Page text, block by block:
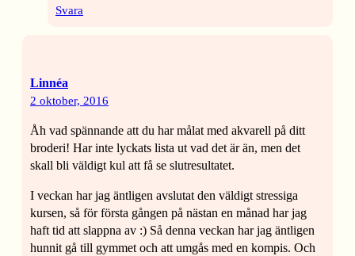
Svara
Linnéa
2 oktober, 2016
Åh vad spännande att du har målat med akvarell på ditt
broderi! Har inte lyckats lista ut vad det är än, men det
skall bli väldigt kul att få se slutresultatet.
I veckan har jag äntligen avslutat den väldigt stressiga
kursen, så för första gången på nästan en månad har jag
haft tid att slappna av :) Så denna veckan har jag äntligen
hunnit gå till gymmet och att umgås med en kompis. Och